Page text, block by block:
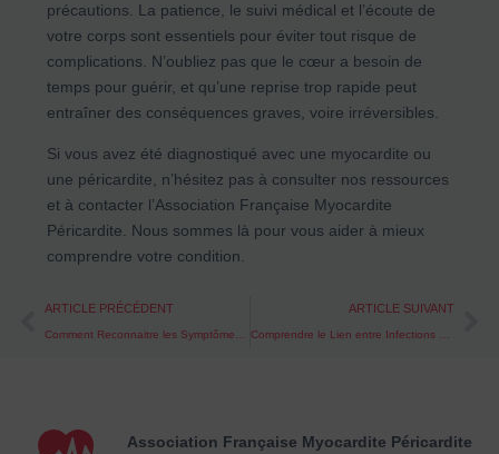
précautions. La patience, le suivi médical et l’écoute de
votre corps sont essentiels pour éviter tout risque de
complications. N’oubliez pas que le cœur a besoin de
temps pour guérir, et qu’une reprise trop rapide peut
entraîner des conséquences graves, voire irréversibles.
Si vous avez été diagnostiqué avec une myocardite ou
une péricardite, n’hésitez pas à consulter nos ressources
et à contacter l’Association Française Myocardite
Péricardite. Nous sommes là pour vous aider à mieux
comprendre votre condition.
Prev
ARTICLE PRÉCÉDENT ARTICLE SUIVANT
Association Française Myocardite Péricardite